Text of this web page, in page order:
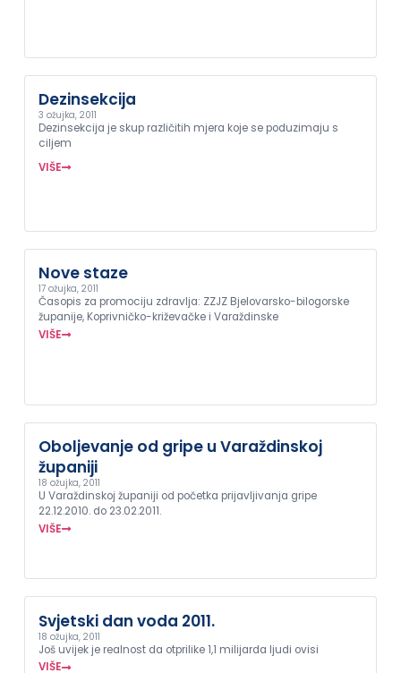
Dezinsekcija
3 ožujka, 2011
Dezinsekcija je skup različitih mjera koje se poduzimaju s
ciljem
VIŠE
Nove staze
17 ožujka, 2011
Časopis za promociju zdravlja: ZZJZ Bjelovarsko-bilogorske
županije, Koprivničko-križevačke i Varaždinske
VIŠE
Oboljevanje od gripe u Varaždinskoj
županiji
18 ožujka, 2011
U Varaždinskoj županiji od početka prijavljivanja gripe
22.12.2010. do 23.02.2011.
VIŠE
Svjetski dan voda 2011.
18 ožujka, 2011
Još uvijek je realnost da otprilike 1,1 milijarda ljudi ovisi
VIŠE